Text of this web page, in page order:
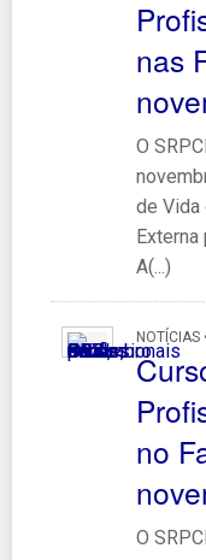
nas
O
de Vida
A(...)
no
O